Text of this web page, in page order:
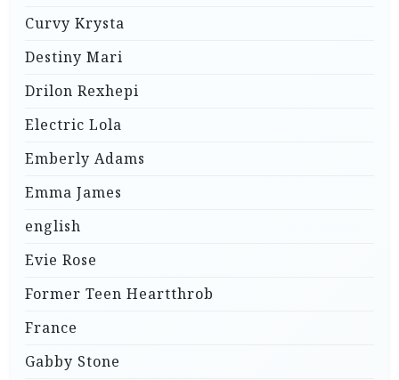
Curvy Krysta
Destiny Mari
Drilon Rexhepi
Electric Lola
Emberly Adams
Emma James
english
Evie Rose
Former Teen Heartthrob
France
Gabby Stone